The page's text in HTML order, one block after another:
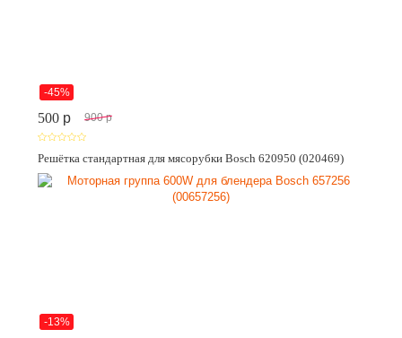
-45%
500 p 900 p
Решётка стандартная для мясорубки Bosch 620950 (020469)
-13%